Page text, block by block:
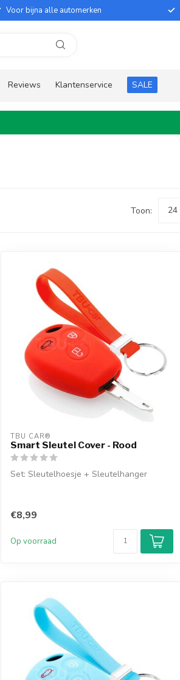
Voor bijna alle automerken
Reviews Klantenservice SALE
Toon:
TBU CAR®
Smart Sleutel Cover - Rood
Set: Sleutelhoesje + Sleutelhanger
€8,99
Op voorraad